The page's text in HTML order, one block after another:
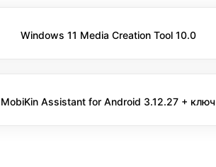
Windows 11 Media Creation Tool 10.0
MobiKin Assistant for Android 3.12.27 + ключ